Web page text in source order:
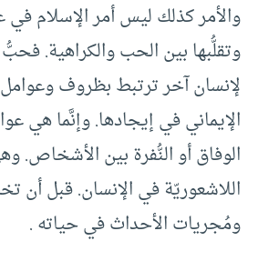
والأمر كذلك ليس أمر الإسلام
وتقلُّبها بين الحب والكراهية.
لإنسان آخر ترتبط بظروف
الإيماني في إيجادها. وإنَّما هي
الوفاق أو النُّفرة بين الأشخاص.
اللاشعوريّة في الإنسان. قبل أن
ومُجريات الأحداث في حياته .